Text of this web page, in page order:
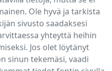
Ole hyvä ja tarkista
sivusto saadaksesi
yhteyttä heihin
Jos olet löytänyt
sinun tekemäsi, vaadi